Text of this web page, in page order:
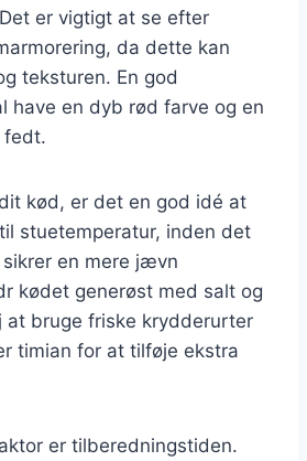
er vigtigt at se efter
da dette kan
teksturen. En god
have en dyb rød farve og en
kød, er det en god idé at
stuetemperatur, inden det
en mere jævn
kødet generøst med salt og
at bruge friske krydderurter
timian for at tilføje ekstra
er tilberedningstiden.